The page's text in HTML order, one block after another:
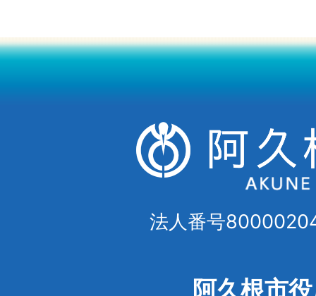
法人番号
阿久根市